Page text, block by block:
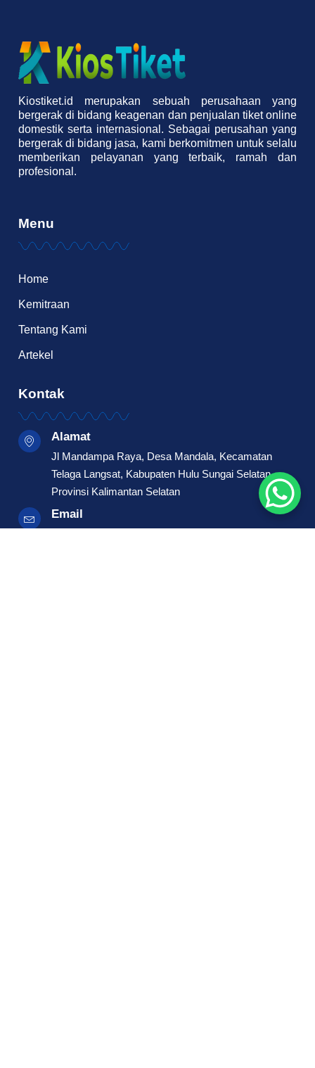
Kiostiket.id merupakan sebuah perusahaan yang
bergerak di bidang keagenan dan penjualan tiket online
domestik serta internasional. Sebagai perusahan yang
bergerak di bidang jasa, kami berkomitmen untuk selalu
memberikan pelayanan yang terbaik, ramah dan
profesional.
Menu
Home
Kemitraan
Tentang Kami
Artekel
Kontak
Alamat
Jl Mandampa Raya, Desa Mandala, Kecamatan
Telaga Langsat, Kabupaten Hulu Sungai Selatan,
Provinsi Kalimantan Selatan
Email